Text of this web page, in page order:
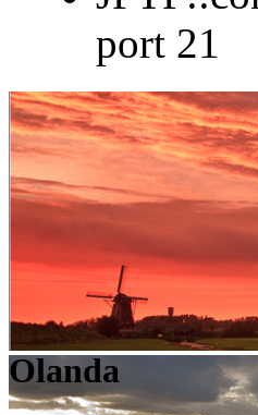
port 21
Olanda